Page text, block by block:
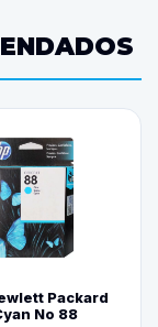
Packard
No 88